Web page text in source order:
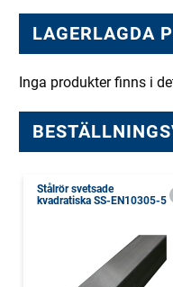
LAGERLAGDA
Inga produkter finns i
Stålrör svetsade
kvadratiska SS-EN10305-5